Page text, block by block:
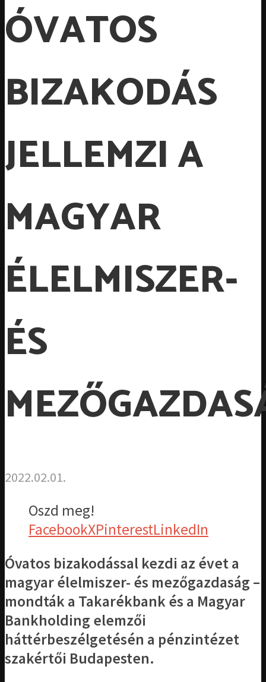
ÓVATOS
BIZAKODÁS
JELLEMZI A
MAGYAR
ÉLELMISZER-
ÉS
2022.02.01.
Oszd meg!
FacebookXPinterestLinkedIn
Óvatos bizakodással kezdi az évet a
magyar élelmiszer- és mezőgazdaság –
mondták a Takarékbank és a Magyar
Bankholding elemzői
háttérbeszélgetésén a pénzintézet
szakértői Budapesten.